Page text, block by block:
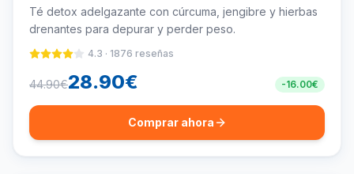
Té detox adelgazante con cúrcuma, jengibre y hierbas
drenantes para depurar y perder peso.
4.3 · 1876 reseñas
44.90€28.90€ -16.00€
Comprar ahora